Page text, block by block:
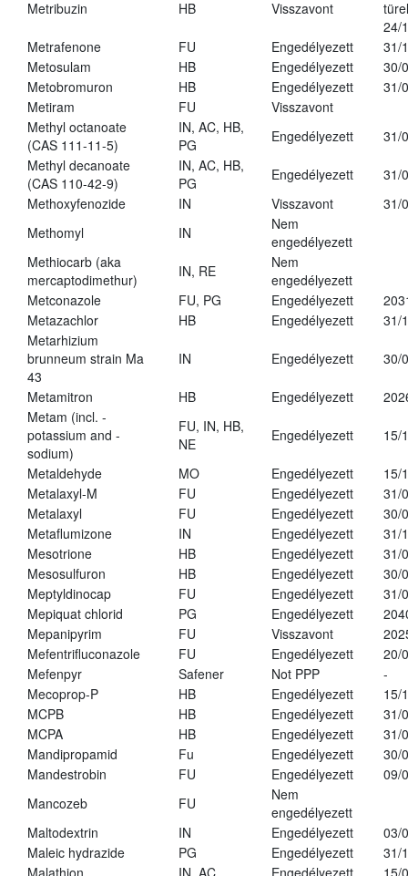
Metribuzin HB Visszavont
24/
Metrafenone
FU Engedélyezett
31/
Metosulam
HB Engedélyezett
30/
Metobromuron
HB Engedélyezett
31/
Metiram
FU
Visszavont
Methyl octanoate
(CAS 111-11-5)
IN, AC, HB,
PG
Engedélyezett
31/
Methyl decanoate
(CAS 110-42-9)
IN, AC, HB,
PG
Engedélyezett
31/
Methoxyfenozide
IN Visszavont
31/
Methomyl
IN
Nem
engedélyezett
Methiocarb (aka
mercaptodimethur)
IN, RE
Nem
engedélyezett
Metconazole
FU, PG Engedélyezett
Metazachlor
HB Engedélyezett
31/
Metarhizium
brunneum strain Ma
43
IN Engedélyezett 30/
Metamitron HB Engedélyezett
Metam (incl. -
potassium and -
sodium)
FU, IN, HB,
NE
Engedélyezett 15/
Metaldehyde MO Engedélyezett
15/
Metalaxyl-M
FU Engedélyezett
31/
Metalaxyl
FU Engedélyezett
30/
Metaflumizone
IN Engedélyezett
31/
Mesotrione
HB Engedélyezett
31/
Mesosulfuron
HB Engedélyezett
30/
Meptyldinocap
FU Engedélyezett
31/
Mepiquat chlorid
PG Engedélyezett
Mepanipyrim
FU Visszavont
Mefentrifluconazole
FU Engedélyezett
20/
Mefenpyr
Safener Not PPP
-
Mecoprop-P
HB Engedélyezett
15/
MCPB
HB Engedélyezett
31/
MCPA
HB Engedélyezett
31/
Mandipropamid
Fu Engedélyezett
30/
Mandestrobin
FU Engedélyezett
09/
Mancozeb
FU
Nem
engedélyezett
Maltodextrin
IN Engedélyezett
03/
Maleic hydrazide
PG Engedélyezett
31/